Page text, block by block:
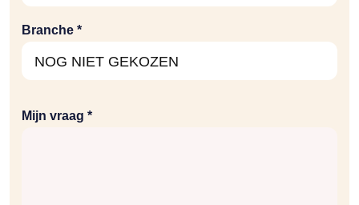
Branche *
Mijn vraag *